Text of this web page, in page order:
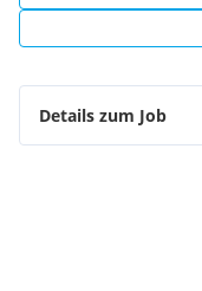
Details zum Job